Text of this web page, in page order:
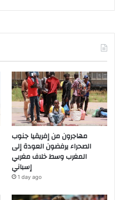
مهاجرون من إفريقيا جنوب
الصحراء يرفضون العودة إلى
المغرب وسط خلاف مغربي
إسباني
1 day ago